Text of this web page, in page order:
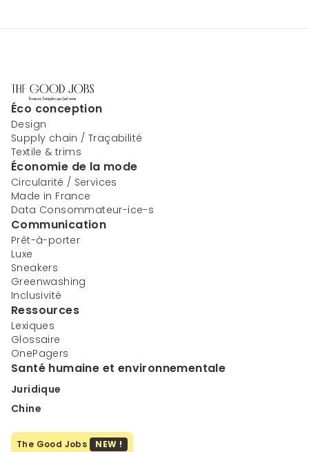
Éco conception
Design
Supply chain / Traçabilité
Textile & trims
Économie de la mode
Circularité / Services
Made in France
Data Consommateur-ice-s
Communication
Prêt-à-porter
Luxe
Sneakers
Greenwashing
Inclusivité
Ressources
Lexiques
Glossaire
OnePagers
Santé humaine et environnementale
Juridique
Chine
The Good Jobs NEW !